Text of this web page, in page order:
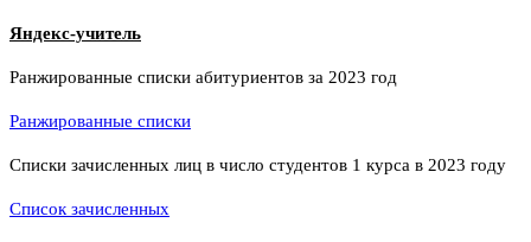
Яндекс-учитель
Ранжированные списки абитуриентов за 2023 год
Ранжированные списки
Списки зачисленных лиц в число студентов 1 курса в 2023 году
Список зачисленных